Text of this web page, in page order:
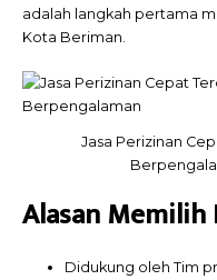
adalah langkah pertama
Kota Beriman.
Jasa Perizinan
Alasan Memilih
Didukung oleh Tim